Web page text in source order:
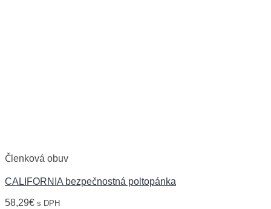
Členková obuv
CALIFORNIA bezpečnostná poltopánka
58,29€ s DPH